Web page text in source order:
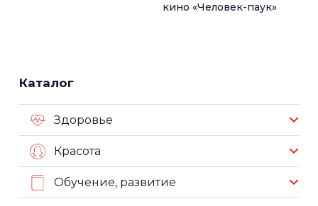
кино «Человек-паук»
Каталог
Здоровье
Красота
Обучение, развитие